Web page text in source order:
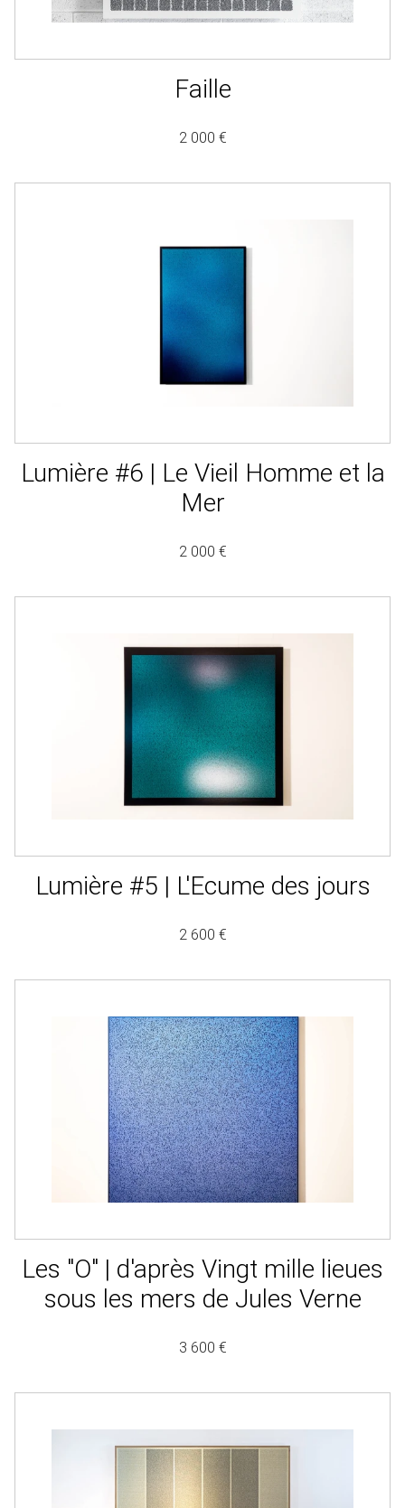
Faille
2 000 €
Lumière #6 | Le Vieil Homme et la
Mer
2 000 €
Lumière #5 | L'Ecume des jours
2 600 €
Les "O" | d'après Vingt mille lieues
sous les mers de Jules Verne
3 600 €